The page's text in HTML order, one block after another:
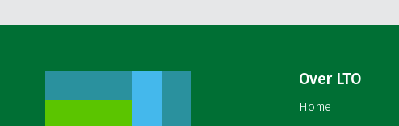
Over LTO
Home